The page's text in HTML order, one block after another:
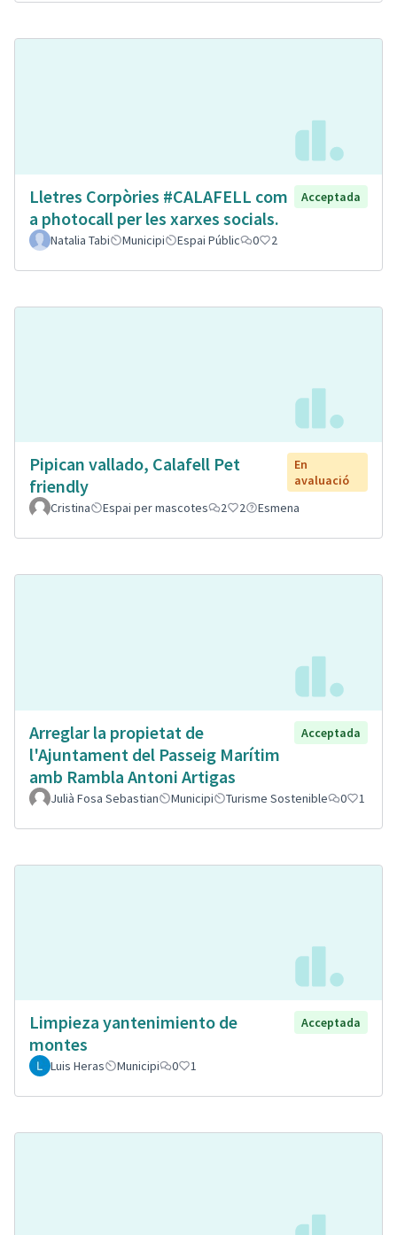
Lletres Corpòries #CALAFELL com
a photocall per les xarxes socials.
Acceptada
Natalia Tabi Municipi Espai Públic 0 2
Pipican vallado, Calafell Pet
friendly
En
avaluació
Cristina
Espai per mascotes 2 2 Esmena
Arreglar la propietat de
l'Ajuntament del Passeig Marítim
amb Rambla Antoni Artigas
Acceptada
Julià Fosa Sebastian Municipi Turisme Sostenible 0 1
Limpieza yantenimiento de
montes
Acceptada
Luis Heras Municipi 0 1